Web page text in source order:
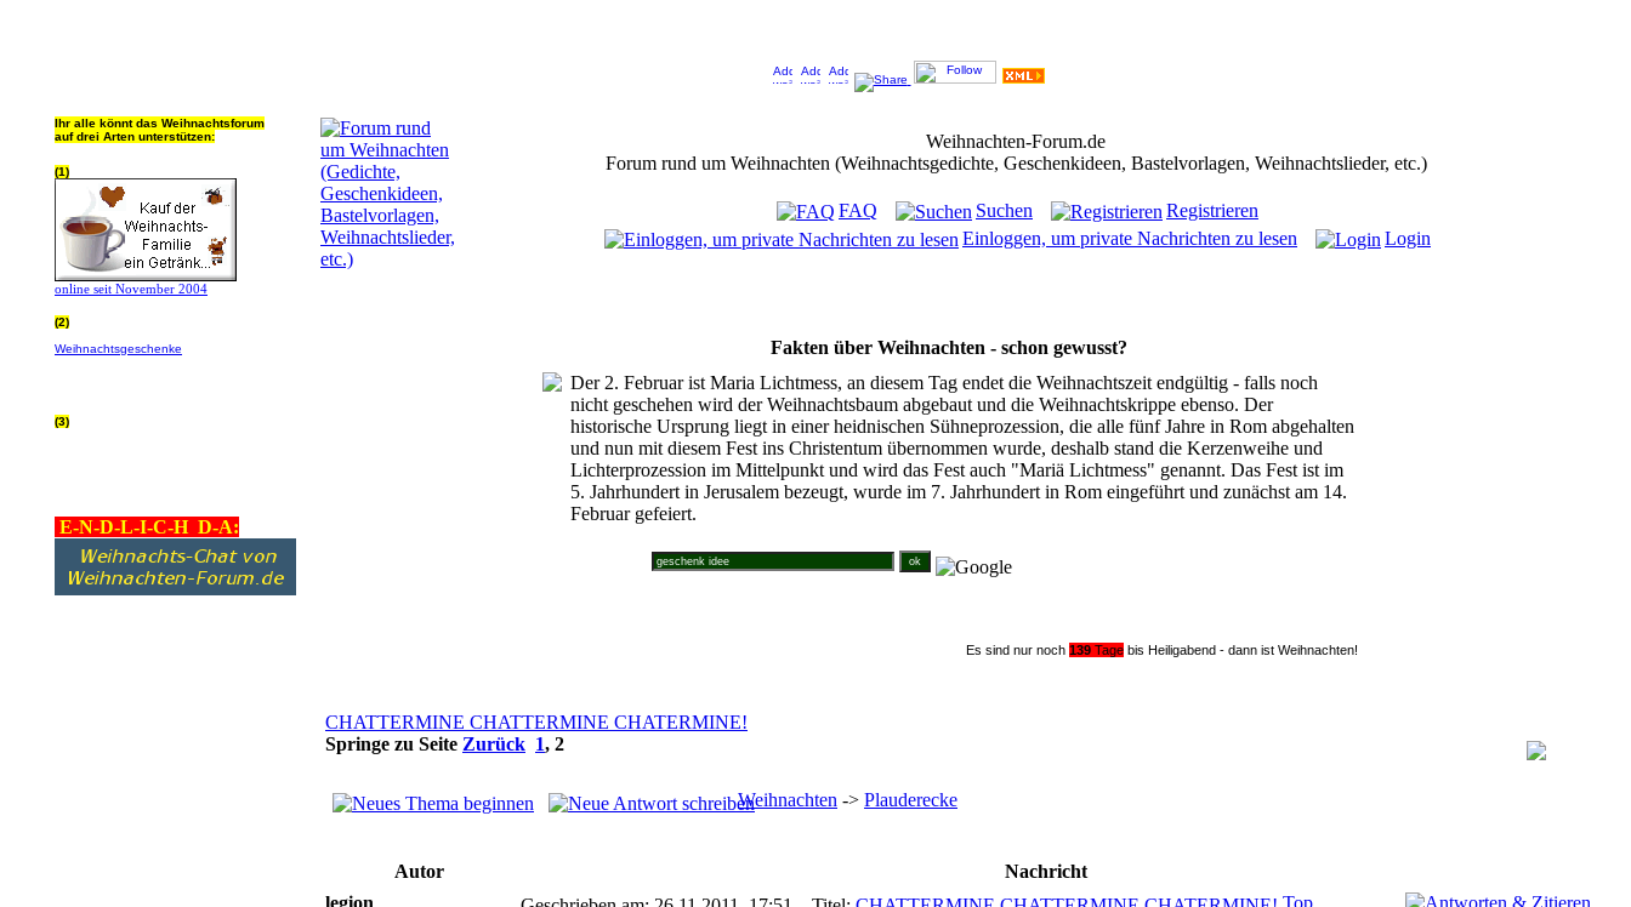
Ihr alle könnt das Weihnachtsforum
auf drei Arten unterstützen:
(1)
online seit November 2004
(2)
Weihnachtsgeschenke
(3)
E-N-D-L-I-C-H D-A:
Weihnachten-Forum.de
Forum rund um Weihnachten (Weihnachtsgedichte, Geschenkideen, Bastelvorlagen, Weihnachtslieder, etc.)
FAQ Suchen
Registrieren
Einloggen, um private Nachrichten zu lesen
Login
Fakten über Weihnachten - schon gewusst?
Der 2. Februar ist Maria Lichtmess, an diesem Tag endet die Weihnachtszeit endgültig - falls noch
nicht geschehen wird der Weihnachtsbaum abgebaut und die Weihnachtskrippe ebenso. Der
historische Ursprung liegt in einer heidnischen Sühneprozession, die alle fünf Jahre in Rom abgehalten
und nun mit diesem Fest ins Christentum übernommen wurde, deshalb stand die Kerzenweihe und
Lichterprozession im Mittelpunkt und wird das Fest auch "Mariä Lichtmess" genannt. Das Fest ist im
5. Jahrhundert in Jerusalem bezeugt, wurde im 7. Jahrhundert in Rom eingeführt und zunächst am 14.
Februar gefeiert.
Es sind nur noch 139 Tage bis Heiligabend - dann ist Weihnachten!
CHATTERMINE CHATTERMINE CHATERMINE!
Springe zu Seite Zurück 1, 2
Weihnachten -> Plauderecke
Autor
Nachricht
legion